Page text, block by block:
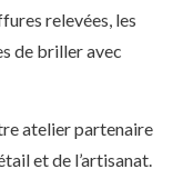
relevées, les
de briller avec
atelier partenaire
et de l’artisanat.